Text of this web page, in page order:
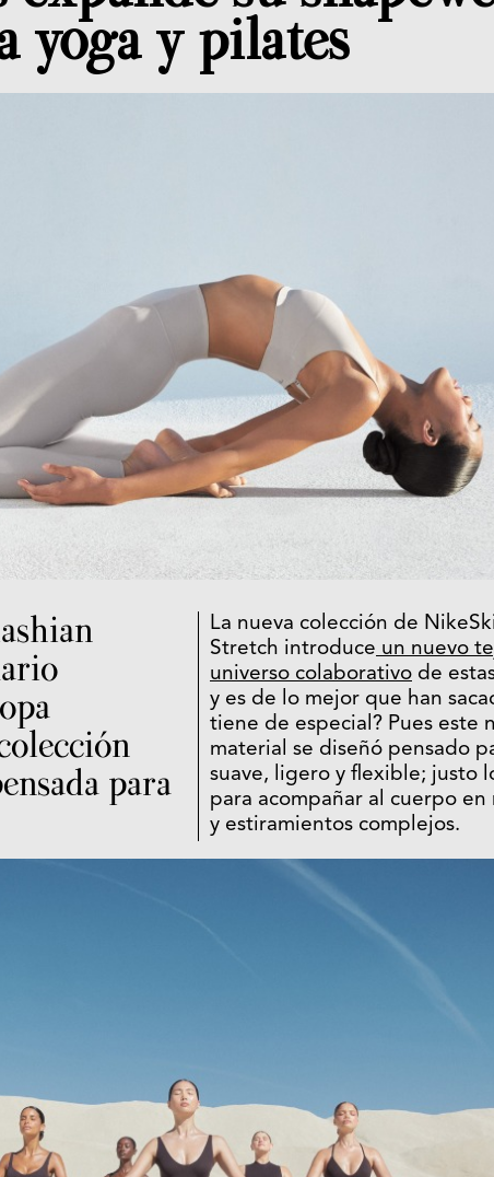
yoga y pilates
para
La nueva colección de
Stretch introduce un nuevo
universo colaborativo de
y es de lo mejor que han
tiene de especial? Pues este
material se diseñó pensado
suave, ligero y flexible; justo
para acompañar al cuerpo en
y estiramientos complejos.